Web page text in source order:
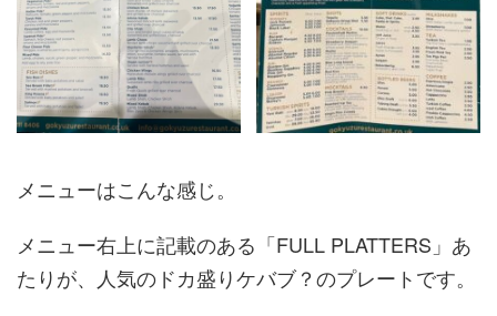
メニューはこんな感じ。
メニュー右上に記載のある「FULL PLATTERS」あ
たりが、人気のドカ盛りケバブ？のプレートです。